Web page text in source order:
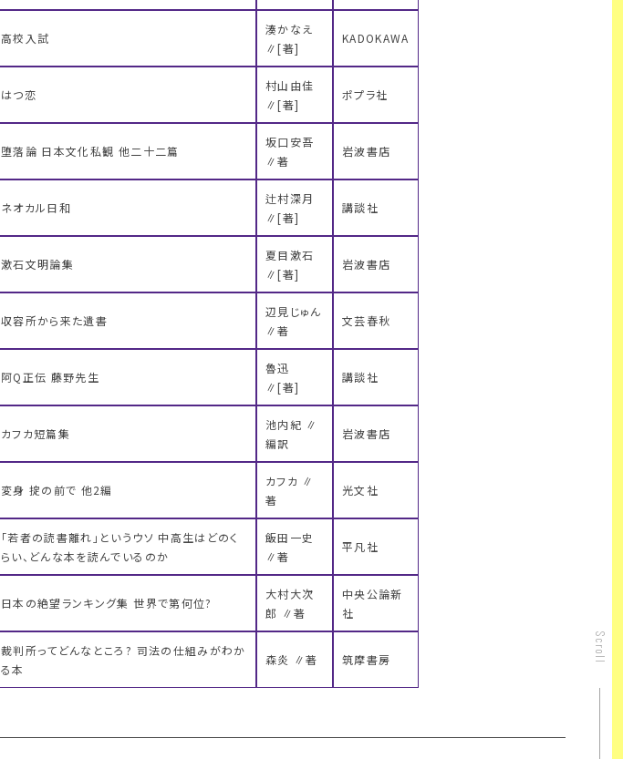
高校入試
湊かなえ
∥[著]
KADOKAWA
はつ恋
村山由佳
∥[著]
ポプラ社
堕落論 日本文化私観 他二十二篇
坂口安吾
∥著
岩波書店
ネオカル日和
辻村深月
∥[著]
講談社
漱石文明論集
夏目漱石
∥[著]
岩波書店
収容所から来た遺書
辺見じゅん
∥著
文芸春秋
阿Q正伝 藤野先生
魯迅
∥[著]
講談社
カフカ短篇集
池内紀 ∥
編訳
岩波書店
変身 掟の前で 他2編
カフカ ∥
著
光文社
「若者の読書離れ」というウソ 中高生はどのく
らい、どんな本を読んでいるのか
飯田一史
∥著
平凡社
日本の絶望ランキング集 世界で第何位?
大村大次
郎 ∥著
中央公論新
社
裁判所ってどんなところ? 司法の仕組みがわか
る本
森炎 ∥著 筑摩書房 Scroll